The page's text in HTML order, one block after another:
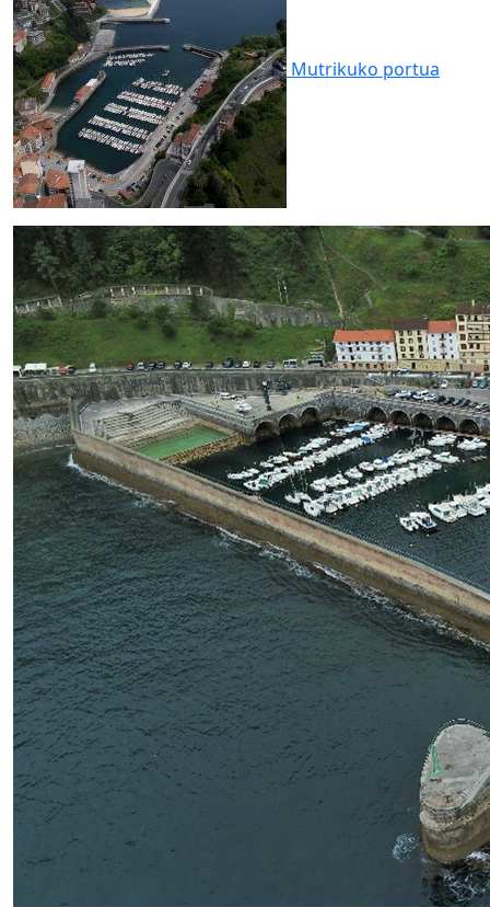
Mutrikuko portua